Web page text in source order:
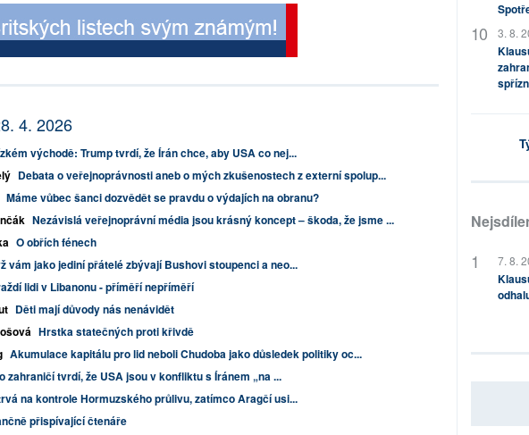
4. 2026
východě: Trump tvrdí, že Írán chce, aby USA co nej...
Debata o veřejnoprávnosti aneb o mých zkušenostech z externí spolup...
Máme vůbec šanci dozvědět se pravdu o výdajích na obranu?
Nezávislá veřejnoprávní média jsou krásný koncept – škoda, že jsme ...
O obřích fénech
vám jako jediní přátelé zbývají Bushovi stoupenci a neo...
lidi v Libanonu - příměří nepříměří
Děti mají důvody nás nenávidět
Hrstka statečných proti křivdě
Akumulace kapitálu pro lid neboli Chudoba jako důsledek politiky oc...
zahraničí tvrdí, že USA jsou v konfliktu s Íránem „na ...
na kontrole Hormuzského průlivu, zatímco Aragčí usi...
přispívající čtenáře
3. 8.
7. 8.